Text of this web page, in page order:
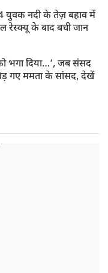
युवक नदी के तेज़ बहाव में
के बाद बची जान
भगा दिया…’, जब संसद
गए ममता के सांसद, देखें